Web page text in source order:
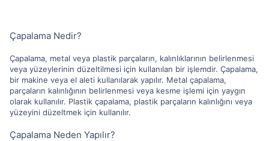
Çapalama Nedir?
Çapalama, metal veya plastik parçaların, kalınlıklarının belirlenmesi
veya yüzeylerinin düzeltilmesi için kullanılan bir işlemdir. Çapalama,
bir makine veya el aleti kullanılarak yapılır. Metal çapalama,
parçaların kalınlığının belirlenmesi veya kesme işlemi için yaygın
olarak kullanılır. Plastik çapalama, plastik parçaların kalınlığını veya
yüzeyini düzeltmek için kullanılır.
Çapalama Neden Yapılır?